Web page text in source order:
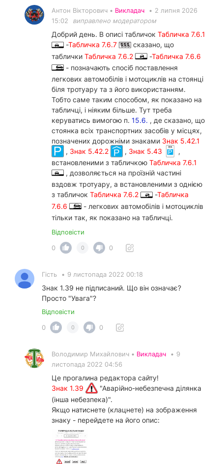
Антон Вікторович • Викладач • 2 липня 2026
15:02
виправлено модератором
Добрий день. В описі табличок Табличка 7.6.1
-Табличка 7.6.7
сказано, що
таблички Табличка 7.6.2 -Табличка 7.6.6
- позначають спосіб поставлення
легкових автомобілів і мотоциклів на стоянці
біля тротуару та з його використанням.
Тобто саме таким способом, як показано на
табличці, і ніяким більше. Тут треба
керуватись вимогою п. 15.6. , де сказано, що
стоянка всіх транспортних засобів у місцях,
позначених дорожніми знаками Знак 5.42.1
, Знак 5.42.2 , Знак 5.43
,
встановленими з табличкою Табличка 7.6.1
, дозволяється на проїзній частині
вздовж тротуару, а встановленими з однією
з табличок Табличка 7.6.2 -Табличка
7.6.6
- легкових автомобілів і мотоциклів
тільки так, як показано на табличці.
Відповісти
0
0 0
Гість • 9 листопада 2022 00:18
Знак 1.39 не підписаний. Що він означає?
Просто "Увага"?
Відповісти
0
0 0
Володимир Михайлович • Викладач • 9
листопада 2022 04:56
Це прогалина редактора сайту!
Знак 1.39
"Аварійно-небезпечна ділянка
(інша небезпека)".
Якщо натиснете (клацнете) на зображення
знаку - перейдете на його опис: